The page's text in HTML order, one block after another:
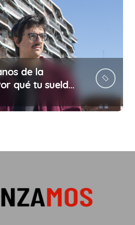
de la
qué tu sueldo